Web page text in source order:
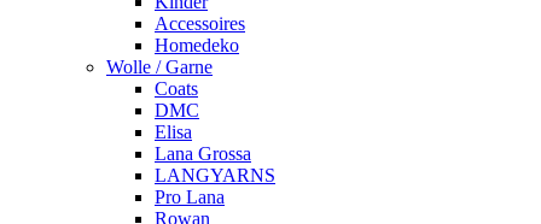
Accessoires
Homedeko
Wolle / Garne
Coats
DMC
Elisa
Lana Grossa
LANGYARNS
Pro Lana
Rowan